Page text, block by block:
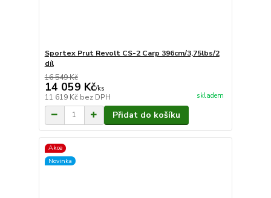
Sportex Prut Revolt CS-2 Carp 396cm/3,75lbs/2
díl
16 549 Kč
14 059 Kč/ks
11 619 Kč bez DPH skladem
Přidat do košíku
Akce
Novinka